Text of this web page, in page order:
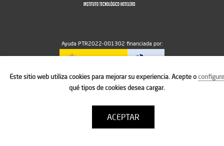
Ayuda PTR2022-001302 financiada por:
MICIU/AEI/10.13039/501100011033
Política de cookies
Condiciones de uso
Este sitio web utiliza cookies para mejorar su experiencia. Acepte oconfigure
qué tipos de cookies desea cargar.
ACEPTAR